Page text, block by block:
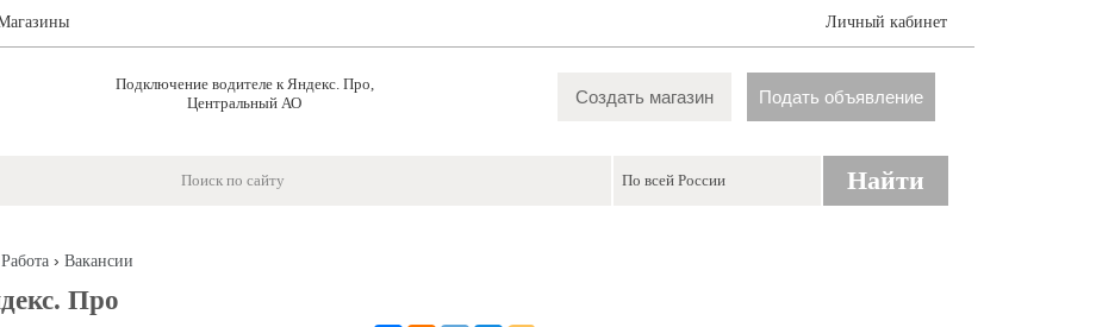
Личный кабинет
Подключение водителе к Яндекс. Про,
Центральный АО
Создать магазин Подать объявление
Найти
Работа› Вакансии
Про